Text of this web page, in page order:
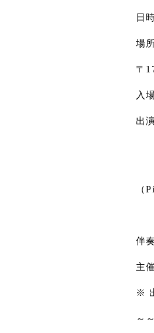
日
場
〒
入
出
浅
成
（
伴
主
※
～